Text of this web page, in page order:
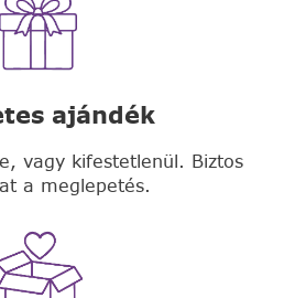
ajándék
vagy kifestetlenül. Biztos
a meglepetés.